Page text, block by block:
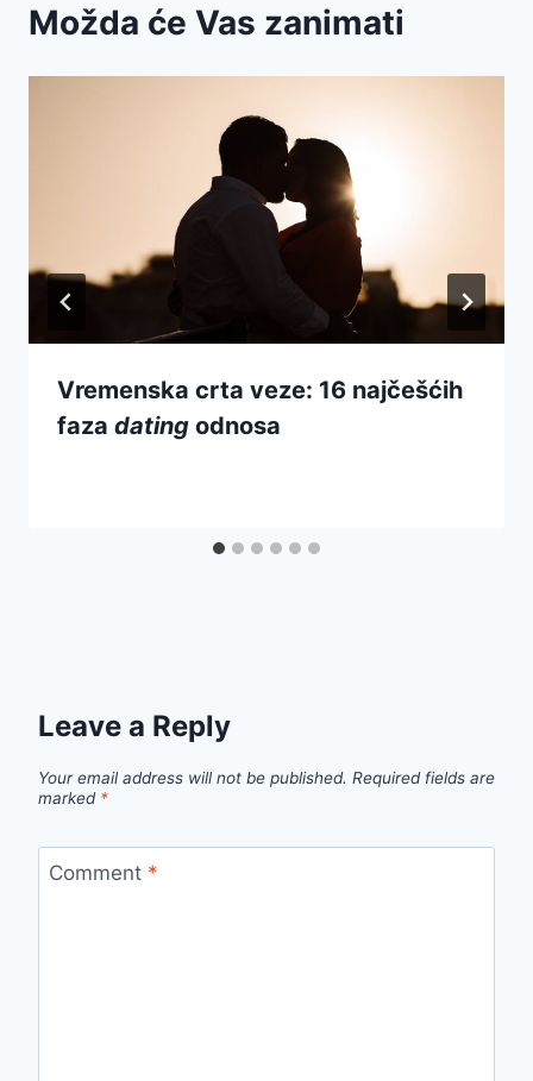
Možda će Vas zanimati
Vremenska crta veze: 16 najčešćih
faza dating odnosa
Leave a Reply
Your email address will not be published. Required fields are
marked *
Comment *